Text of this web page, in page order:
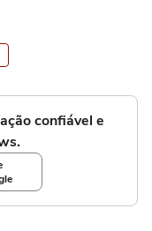
confiável e